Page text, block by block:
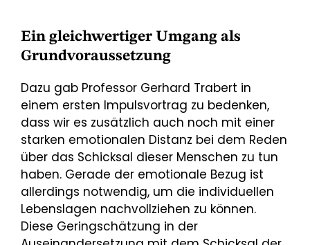
Ein gleichwertiger Umgang als
Grundvoraussetzung
Dazu gab Professor Gerhard Trabert in
einem ersten Impulsvortrag zu bedenken,
dass wir es zusätzlich auch noch mit einer
starken emotionalen Distanz bei dem Reden
über das Schicksal dieser Menschen zu tun
haben. Gerade der emotionale Bezug ist
allerdings notwendig, um die individuellen
Lebenslagen nachvollziehen zu können.
Diese Geringschätzung in der